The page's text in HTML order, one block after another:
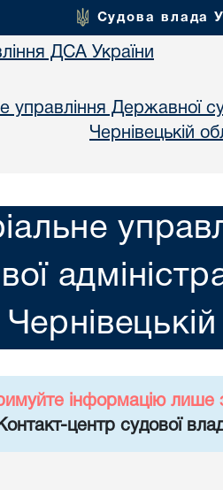
Судова влада
ДСА України
управління Державної
Чернiвецькій
інформацію лише
центр судової